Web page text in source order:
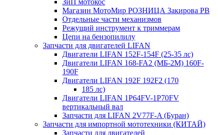
ЗиП мотокос
Магазин МотоМир РОЗНИЦА Закирова РВ
Отдельные части механизмов
Режущий инструмент к триммерам
Цепи на бензопилилу
Запчасти для двигателей LIFAN
Двигатели LIFAN 152F-154F (25-35 лс)
Двигатели LIFAN 168-FA2 (МБ-2М) 160F-
190F
Двигатели LIFAN 192F 192F2 (170
185 лс)
Двигатели LIFAN 1Р64FV-1Р70FV
вертикальный вал
Запчасти для LIFAN 2V77F-A (Буран)
Запчасти для импортной мототехники (КИТАЙ)
Запчасти для двигателей